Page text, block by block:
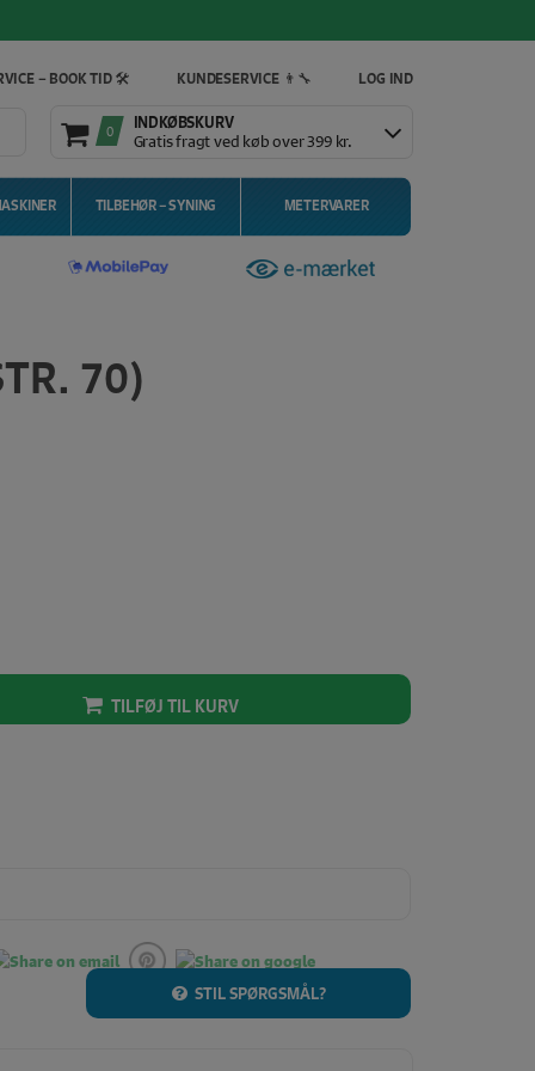
– BOOK TID 🛠️ KUNDESERVICE 👨‍🔧 LOG IND
0 INDKØBSKURV
Gratis fragt ved køb over 399 kr.
TILBEHØR – SYNING METERVARER
70)
TILFØJ TIL KURV
STIL SPØRGSMÅL?